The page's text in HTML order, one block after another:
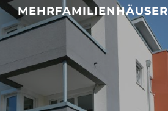
MEHRFAMILIENHÄUSER